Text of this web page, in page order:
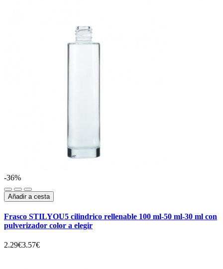
-36%
Añadir a cesta
Frasco STILYOU5 cilindrico rellenable 100 ml-50 ml-30 ml con
pulverizador color a elegir
2.29€3.57€